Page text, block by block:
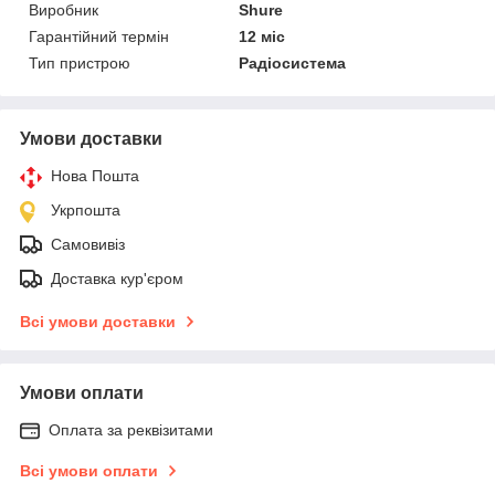
Виробник
Shure
Гарантійний термін
12 міс
Тип пристрою
Радіосистема
Умови доставки
Нова Пошта
Укрпошта
Самовивіз
Доставка кур'єром
Всі умови доставки
Умови оплати
Оплата за реквізитами
Всі умови оплати